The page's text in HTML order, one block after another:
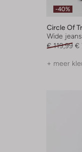
-40%
Circle Of
Wide jeans
€ 119,99 €
+ meer